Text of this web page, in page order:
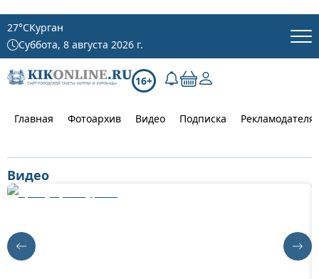
27°CКурган
Суббота, 8 августа 2026 г.
16+
Главная Фотоархив Видео Подписка
Видео